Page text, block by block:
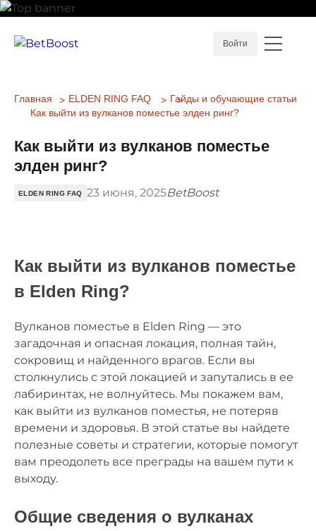
Войти
Главная ELDEN RING FAQ
Гайды и обучающие статьи
Как выйти из вулканов поместье элден ринг?
Как выйти из вулканов поместье
элден ринг?
ELDEN RING FAQ 23 июня, 2025BetBoost
Как выйти из вулканов поместье
в Elden Ring?
Вулканов поместье в Elden Ring — это
загадочная и опасная локация, полная тайн,
сокровищ и найденного врагов. Если вы
столкнулись с этой локацией и запутались в ее
лабиринтах, не волнуйтесь. Мы покажем вам,
как выйти из вулканов поместья, не потеряв
времени и здоровья. В этой статье вы найдете
полезные советы и стратегии, которые помогут
вам преодолеть все преграды на вашем пути к
выходу.
Общие сведения о вулканах